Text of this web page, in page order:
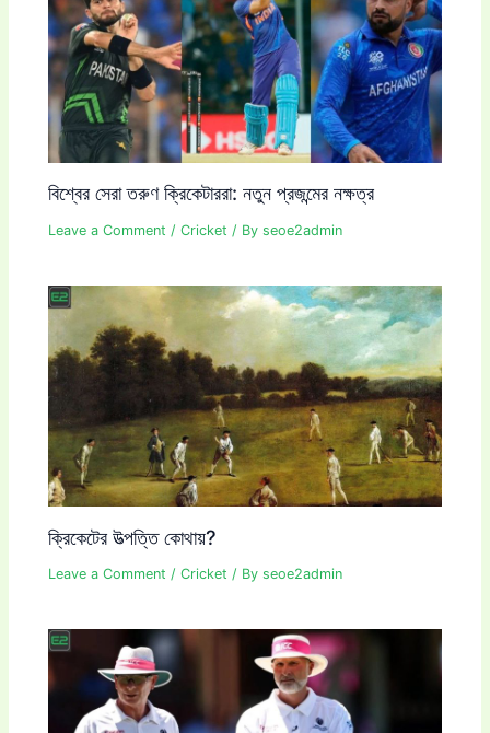
বিশ্বের সেরা তরুণ ক্রিকেটাররা: নতুন প্রজন্মের নক্ষত্র
Leave a Comment /Cricket / Byseoe2admin
ক্রিকেটের উত্পত্তি কোথায়?
Leave a Comment /Cricket / Byseoe2admin